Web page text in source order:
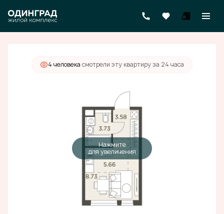
Студия21.7 м 8 547 000 руб.
4 человекa смотрели эту квартиру за 24 часа
Нажмите
для увеличения